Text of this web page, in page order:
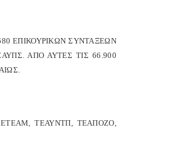
ΕΠΙΚΟΥΡΙΚΩΝ ΣΥΝΤΑΞΕΩΝ
ΑΠΟ ΑΥΤΕΣ ΤΙΣ 66.900
ΤΕΑΥΝΤΠ, ΤΕΑΠΟΖΟ,